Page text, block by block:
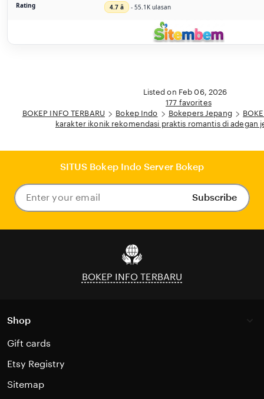
Rating 4.7 â­ - 55.1K ulasan
Listed on Feb 06, 2026
177 favorites
BOKEP INFO TERBARU
Bokep Indo Bokepers Jepang
karakter ikonik rekomendasi praktis romantis di adegan
SITUS Bokep Indo Server Bokep
Enter
your
Subscribe
BOKEP INFO TERBARU
Shop
Gift cards
Etsy Registry
Sitemap